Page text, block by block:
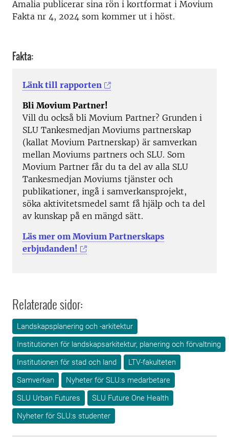
Amalia publicerar sina rön i kortformat i Movium
Fakta nr 4, 2024 som kommer ut i höst.
Fakta:
Länk till rapporten
Bli Movium Partner!
Vill du också bli Movium Partner? Grunden i
SLU Tankesmedjan Moviums partnerskap
(kallat Movium Partnerskap) är samverkan
mellan Moviums partners och SLU. Som
Movium Partner får du ta del av alla SLU
Tankesmedjan Moviums tjänster och
publikationer, ingå i samverkansprojekt,
söka aktivitetsmedel samt få hjälp och ta del
av kunskap på en mängd sätt.
Läs mer om Movium Partnerskaps
erbjudanden!
Relaterade sidor:
Landskapsplanering och -arkitektur
Institutionen för landskapsarkitektur, planering och förvaltning
Institutionen för stad och land
LTV-fakulteten
Samverkan
Nyheter för SLU:s medarbetare
SLU Urban Futures
SLU Future One Health
Nyheter för SLU:s studenter